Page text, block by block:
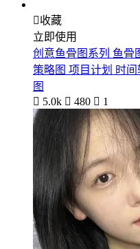
收藏
立即使用
创意鱼骨图系列 鱼骨
策略图 项目计划 时
图
 5.0k  480  1